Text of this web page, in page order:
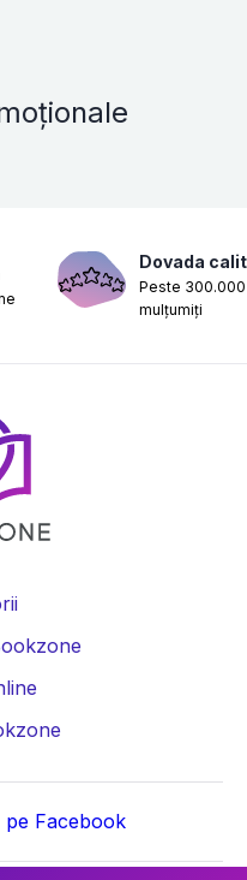
Dovada
Peste
mulțumiți
Facebook